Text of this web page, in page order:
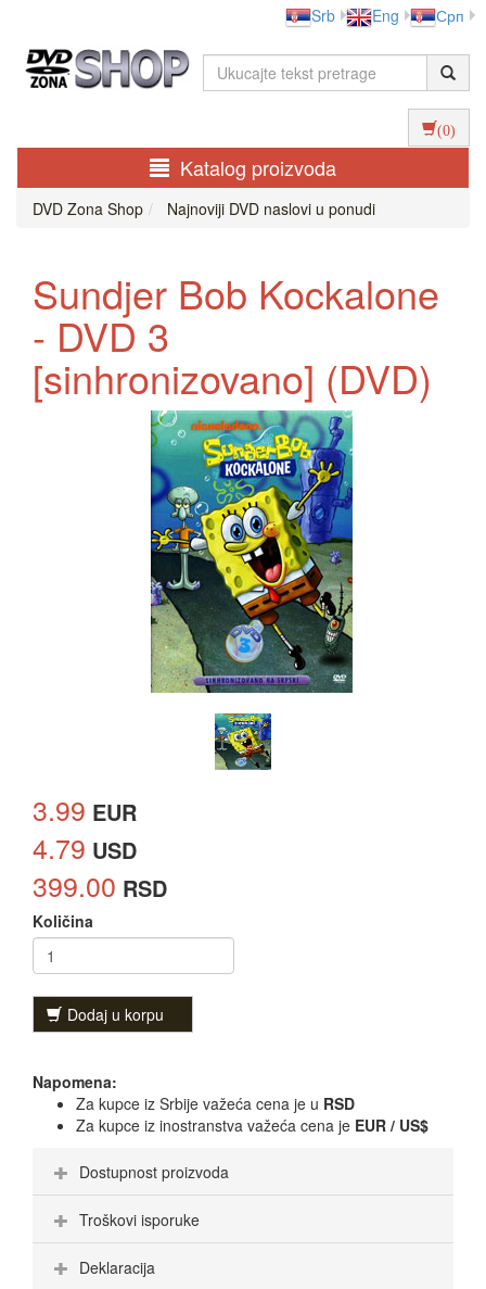
Srb Eng Срп
(0)
Katalog proizvoda
DVD Zona Shop Najnoviji DVD naslovi u ponudi
Sundjer Bob Kockalone
- DVD 3
[sinhronizovano] (DVD)
3.99 EUR
4.79 USD
399.00 RSD
Količina
Dodaj u korpu
Napomena:
Za kupce iz Srbije važeća cena je u RSD
Za kupce iz inostranstva važeća cena je EUR / US$
Dostupnost proizvoda
Troškovi isporuke
Deklaracija